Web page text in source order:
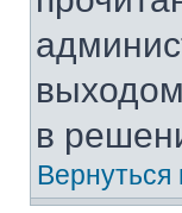
в
Вернуться